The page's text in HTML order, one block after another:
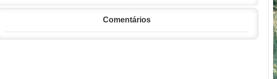
Comentários